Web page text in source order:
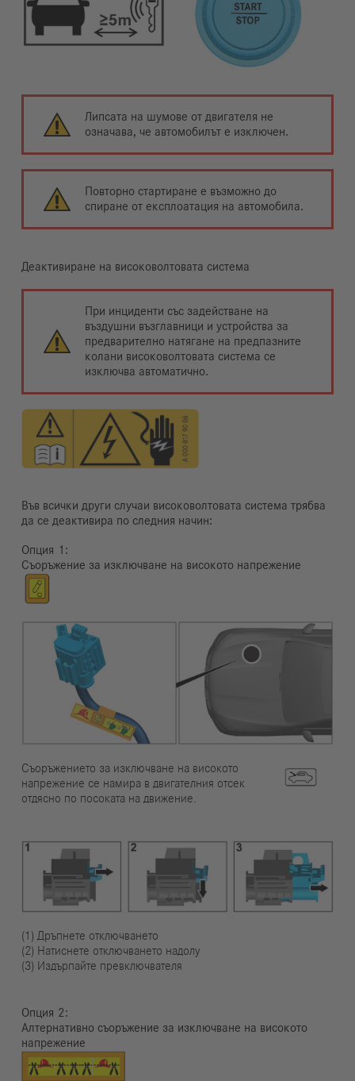
Липсата на шумове от двигателя не
означава, че автомобилът е изключен.
Повторно стартиране е възможно до
спиране от експлоатация на автомобила.
Деактивиране на високоволтовата система
При инциденти със задействане на
въздушни възглавници и устройства за
предварително натягане на предпазните
колани високоволтовата система се
изключва автоматично.
Във всички други случаи високоволтовата система трябва
да се деактивира по следния начин:
Опция
Съоръжение за изключване на високото напрежение
Съоръжението за изключване на високото
напрежение се намира в двигателния отсек
отдясно по посоката на движение.
(1) Дръпнете отключването
(2) Натиснете отключването надолу
(3) Издърпайте превключвателя
Опция
Алтернативно съоръжение за изключване на високото
напрежение